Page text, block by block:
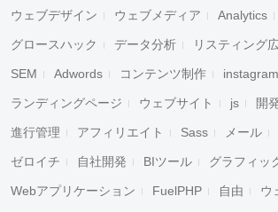
ウェブデザイン ウェブメディア Analytics
グロースハック データ分析 リスティング
SEM Adwords コンテンツ制作 instagram
ランディングページ ウェブサイト js 開
進行管理 アフィリエイト Sass メール
ゼロイチ 自社開発 BIツール グラフィッ
Webアプリケーション FuelPHP 自由 ウ